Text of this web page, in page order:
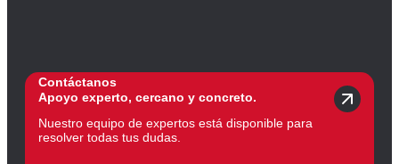
Contáctanos
Apoyo experto, cercano y concreto.
Nuestro equipo de expertos está disponible para
resolver todas tus dudas.